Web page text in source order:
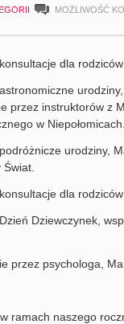
MOŻLIWOŚĆ
dla
przez instruktorów z
w
urodziny,
dla
Dziewczynek,
przez psychologa,
ramach naszego